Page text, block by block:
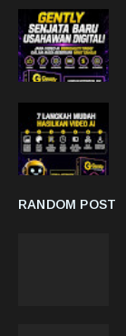
RANDOM POST